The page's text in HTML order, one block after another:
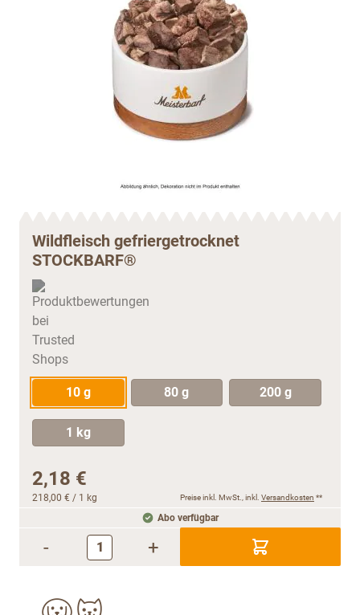
Wildfleisch gefriergetrocknet
STOCKBARF®
10 g 80 g 200 g
1 kg
2,18 €
218,00 € / 1 kg Preise inkl. MwSt., inkl. Versandkosten **
Abo verfügbar
- +